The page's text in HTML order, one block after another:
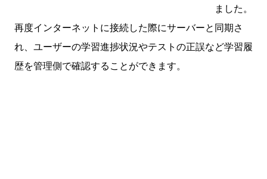
ました。
再度インターネットに接続した際にサーバーと同期さ
れ、ユーザーの学習進捗状況やテストの正誤など学習履
歴を管理側で確認することができます。